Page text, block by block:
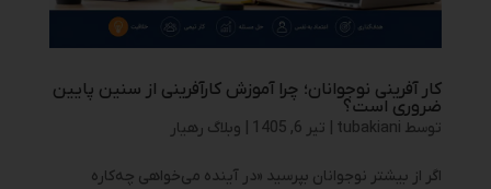
کار آفرینی نوجوانان؛ چرا آموزش کارآفرینی از سنین پایین
ضروری است؟
توسط tubakiani تیر 6, 1405 وبلاگ رهیار
اگر از بیشتر نوجوانان بپرسید «در آینده می‌خواهی چه‌کاره